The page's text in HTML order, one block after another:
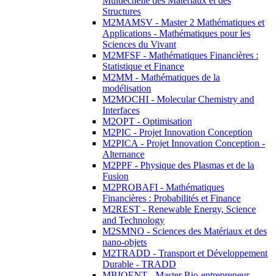
Structures
M2MAMSV - Master 2 Mathématiques et
Applications - Mathématiques pour les
Sciences du Vivant
M2MFSF - Mathématiques Financières :
Statistique et Finance
M2MM - Mathématiques de la
modélisation
M2MOCHI - Molecular Chemistry and
Interfaces
M2OPT - Optimisation
M2PIC - Projet Innovation Conception
M2PICA - Projet Innovation Conception -
Alternance
M2PPF - Physique des Plasmas et de la
Fusion
M2PROBAFI - Mathématiques
Financières : Probabilités et Finance
M2REST - Renewable Energy, Science
and Technology
M2SMNO - Sciences des Matériaux et des
nano-objets
M2TRADD - Transport et Développement
Durable - TRADD